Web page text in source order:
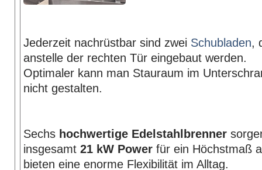
Jederzeit nachrüstbar sind zwei Schubladen,
anstelle der rechten Tür eingebaut werden.
Optimaler kann man Stauraum im
nicht gestalten.
Sechs hochwertige Edelstahlbrenner
insgesamt 21 kW Power für ein Höchstmaß
bieten eine enorme Flexibilität im Alltag.